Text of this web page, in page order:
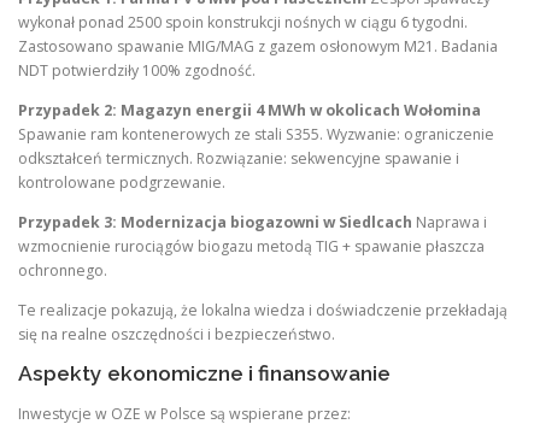
wykonał ponad 2500 spoin konstrukcji nośnych w ciągu 6 tygodni.
Zastosowano spawanie MIG/MAG z gazem osłonowym M21. Badania
NDT potwierdziły 100% zgodność.
Przypadek 2: Magazyn energii 4 MWh w okolicach Wołomina
Spawanie ram kontenerowych ze stali S355. Wyzwanie: ograniczenie
odkształceń termicznych. Rozwiązanie: sekwencyjne spawanie i
kontrolowane podgrzewanie.
Przypadek 3: Modernizacja biogazowni w Siedlcach Naprawa i
wzmocnienie rurociągów biogazu metodą TIG + spawanie płaszcza
ochronnego.
Te realizacje pokazują, że lokalna wiedza i doświadczenie przekładają
się na realne oszczędności i bezpieczeństwo.
Aspekty ekonomiczne i finansowanie
Inwestycje w OZE w Polsce są wspierane przez: